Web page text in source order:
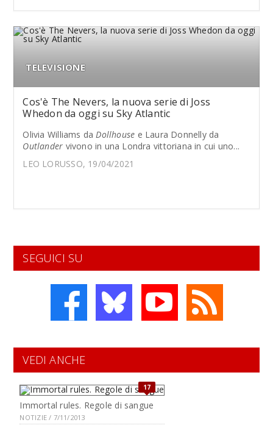
TELEVISIONE
Cos'è The Nevers, la nuova serie di Joss
Whedon da oggi su Sky Atlantic
Olivia Williams daDollhouse e Laura Donnelly da
Outlander vivono in una Londra vittoriana in cui uno...
LEO LORUSSO, 19/04/2021
SEGUICI SU
VEDI ANCHE
17
Immortal rules. Regole di sangue
NOTIZIE / 7/11/2013